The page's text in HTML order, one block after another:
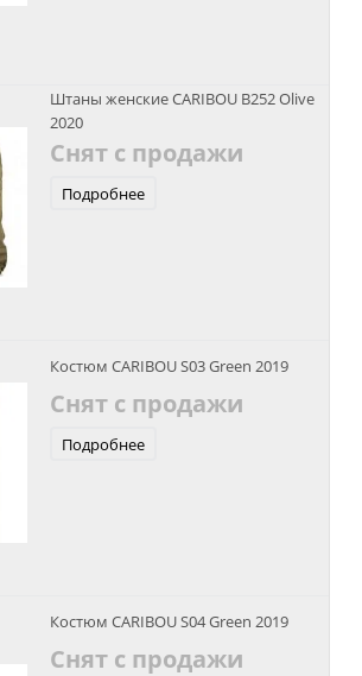
Штаны женские CARIBOU B252 Olive
2020
Снят с продажи
Подробнее
Костюм CARIBOU S03 Green 2019
Снят с продажи
Подробнее
Костюм CARIBOU S04 Green 2019
Снят с продажи